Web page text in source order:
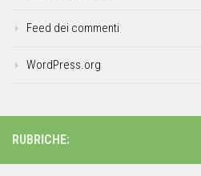
Feed dei commenti
WordPress.org
RUBRICHE: